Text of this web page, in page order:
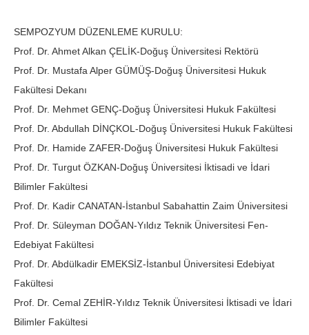
SEMPOZYUM DÜZENLEME KURULU:
Prof. Dr. Ahmet Alkan ÇELİK-Doğuş Üniversitesi Rektörü
Prof. Dr. Mustafa Alper GÜMÜŞ-Doğuş Üniversitesi Hukuk
Fakültesi Dekanı
Prof. Dr. Mehmet GENÇ-Doğuş Üniversitesi Hukuk Fakültesi
Prof. Dr. Abdullah DİNÇKOL-Doğuş Üniversitesi Hukuk Fakültesi
Prof. Dr. Hamide ZAFER-Doğuş Üniversitesi Hukuk Fakültesi
Prof. Dr. Turgut ÖZKAN-Doğuş Üniversitesi İktisadi ve İdari
Bilimler Fakültesi
Prof. Dr. Kadir CANATAN-İstanbul Sabahattin Zaim Üniversitesi
Prof. Dr. Süleyman DOĞAN-Yıldız Teknik Üniversitesi Fen-
Edebiyat Fakültesi
Prof. Dr. Abdülkadir EMEKSİZ-İstanbul Üniversitesi Edebiyat
Fakültesi
Prof. Dr. Cemal ZEHİR-Yıldız Teknik Üniversitesi İktisadi ve İdari
Bilimler Fakültesi